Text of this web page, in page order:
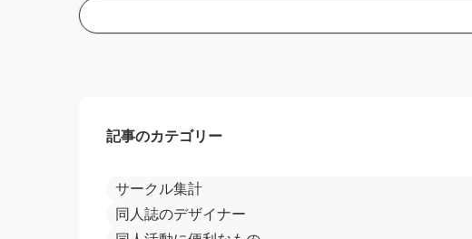
記事のカテゴリー
サークル集計
同人誌のデザイナー